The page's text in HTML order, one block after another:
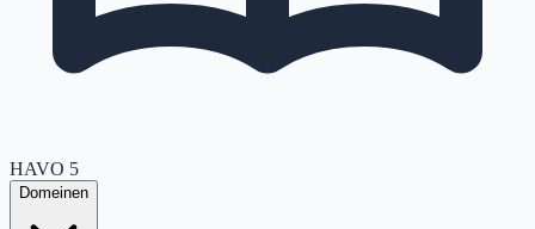
HAVO 5
Domeinen